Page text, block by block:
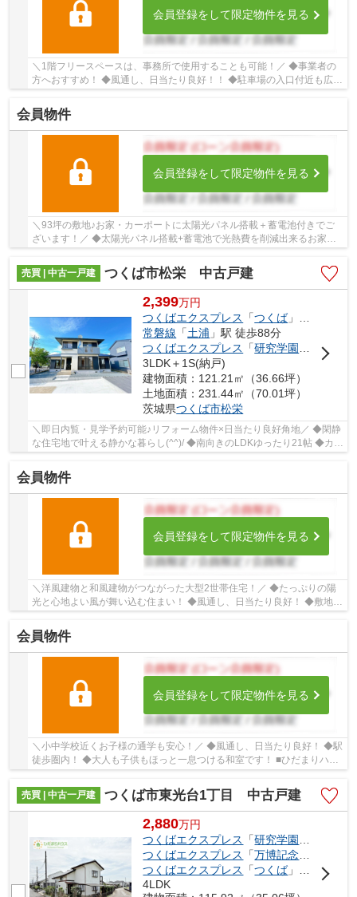
会員登録をして限定物件を見る
＼1階フリースペースは、事務所で使用することも可能！／ ◆事業者の
方へおすすめ！ ◆風通し、日当たり良好！！ ◆駐車場の入口付近も広々
会員物件
会員登録をして限定物件を見る
＼93坪の敷地♪お家・カーポートに太陽光パネル搭載＋蓄電池付きでご
ざいます！／ ◆太陽光パネル搭載+蓄電池で光熱費を削減出来るお家！
売買 | 中古一戸建
つくば市松栄 中古戸建
2,399万円
つくばエクスプレス
「つくば」駅 徒歩68分車11分 5.4km
常磐線 「土浦 」駅 徒歩88分
つくばエクスプレス
「研究学園
」駅 徒歩
3LDK＋1S(納戸)
建物面積：121.21㎡（36.66坪）
土地面積：231.44㎡（70.01坪）
茨城県つくば市松栄
＼即日内覧・見学予約可能♪リフォーム物件×日当たり良好角地／ ◆閑静
な住宅地で叶える静かな暮らし(^^)/ ◆南向きのLDKゆったり21帖 ◆カー
会員物件
会員登録をして限定物件を見る
＼洋風建物と和風建物がつながった大型2世帯住宅！／ ◆たっぷりの陽
光と心地よい風が舞い込む住まい！ ◆風通し、日当たり良好！ ◆敷地
広々175坪！！ ■ひだまりハウスは、お客様一人...
会員物件
会員登録をして限定物件を見る
＼小中学校近くお子様の通学も安心！／ ◆風通し、日当たり良好！ ◆駅
徒歩圏内！ ◆大人も子供もほっと一息つける和室です！ ■ひだまりハウ
スは、お客様一人ひとりの幸せを描くマイホ...
売買 | 中古一戸建
つくば市東光台1丁目 中古戸建
2,880万円
つくばエクスプレス
「研究学園
つくばエクスプレス
「万博記念公園
つくばエクスプレス
「つくば」駅 徒歩75分
4LDK